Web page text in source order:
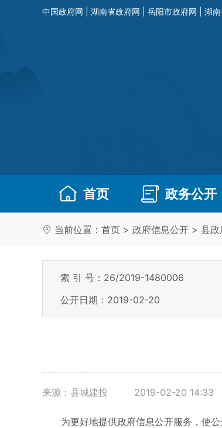
中国政府网 湖南省政府网 岳阳市政府网 湖
首页 政务公开
当前位置： 首页 > 政府信息公开 > 县政
索 引 号：26/2019-1480006
公开日期：2019-02-20
来源：县城建投 2019-02-20 14:33
为更好地提供政府信息公开服务，使